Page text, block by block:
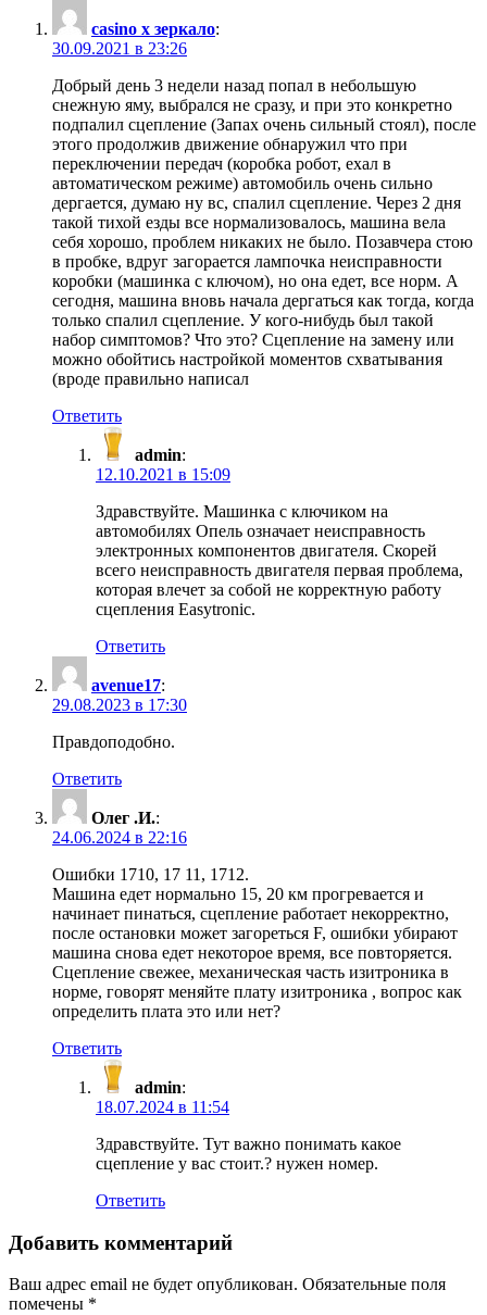
casino x зеркало:
30.09.2021 в 23:26
Добрый день 3 недели назад попал в небольшую
снежную яму, выбрался не сразу, и при это конкретно
подпалил сцепление (Запах очень сильный стоял), после
этого продолжив движение обнаружил что при
переключении передач (коробка робот, ехал в
автоматическом режиме) автомобиль очень сильно
дергается, думаю ну вс, спалил сцепление. Через 2 дня
такой тихой езды все нормализовалось, машина вела
себя хорошо, проблем никаких не было. Позавчера стою
в пробке, вдруг загорается лампочка неисправности
коробки (машинка с ключом), но она едет, все норм. А
сегодня, машина вновь начала дергаться как тогда, когда
только спалил сцепление. У кого-нибудь был такой
набор симптомов? Что это? Сцепление на замену или
можно обойтись настройкой моментов схватывания
(вроде правильно написал
Ответить
admin:
12.10.2021 в 15:09
Здравствуйте. Машинка с ключиком на
автомобилях Опель означает неисправность
электронных компонентов двигателя. Скорей
всего неисправность двигателя первая проблема,
которая влечет за собой не корректную работу
сцепления Easytronic.
Ответить
avenue17:
29.08.2023 в 17:30
Правдоподобно.
Ответить
Олег .И.:
24.06.2024 в 22:16
Ошибки 1710, 17 11, 1712.
Машина едет нормально 15, 20 км прогревается и
начинает пинаться, сцепление работает некорректно,
после остановки может загореться F, ошибки убирают
машина снова едет некоторое время, все повторяется.
Сцепление свежее, механическая часть изитроника в
норме, говорят меняйте плату изитроника , вопрос как
определить плата это или нет?
Ответить
admin:
18.07.2024 в 11:54
Здравствуйте. Тут важно понимать какое
сцепление у вас стоит.? нужен номер.
Ответить
Добавить комментарий
Ваш адрес email не будет опубликован. Обязательные поля
помечены *